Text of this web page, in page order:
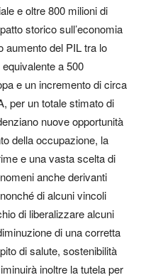
e oltre 800 milioni di
storico sull’economia
aumento del PIL tra lo
a 500
e un incremento di circa
per un totale stimato di
nuove opportunità
della occupazione, la
e una vasta scelta di
anche derivanti
di alcuni vincoli
di liberalizzare alcuni
di una corretta
di salute, sostenibilità
inoltre la tutela per